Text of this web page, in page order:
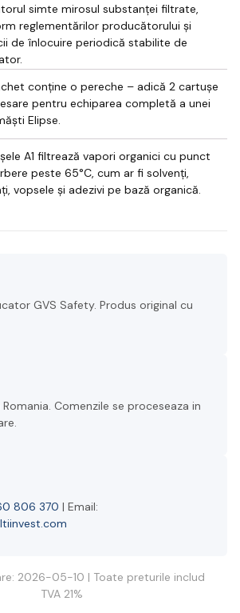
simte mirosul substanței filtrate,
reglementărilor producătorului și
de înlocuire periodică stabilite de
conține o pereche – adică 2 cartușe
pentru echiparea completă a unei
Elipse.
A1 filtrează vapori organici cu punct
peste 65°C, cum ar fi solvenți,
vopsele și adezivi pe bază organică.
GVS Safety. Produs original cu
Comenzile se proceseaza in
806 370 | Email:
2026-05-10 | Toate preturile includ
TVA 21%